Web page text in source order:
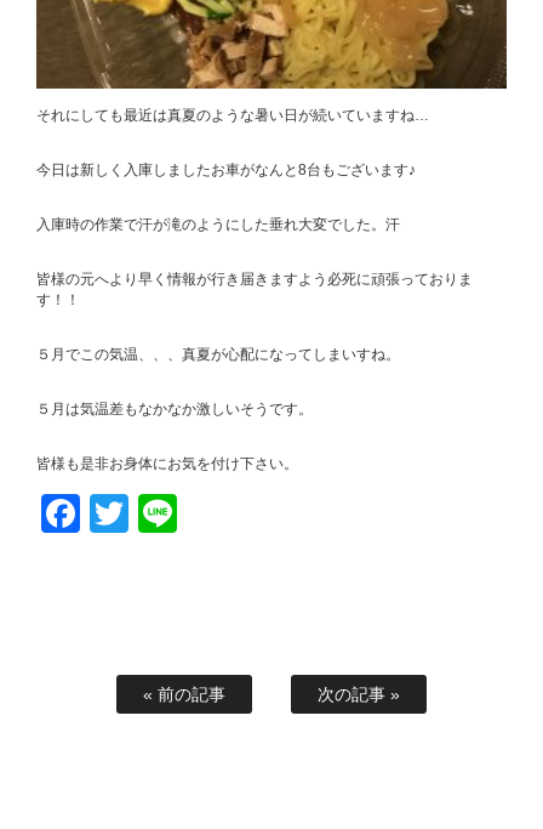
それにしても最近は真夏のような暑い日が続いていますね…
今日は新しく入庫しましたお車がなんと8台もございます♪
入庫時の作業で汗が滝のようにした垂れ大変でした。汗
皆様の元へより早く情報が行き届きますよう必死に頑張っておりま
す！！
５月でこの気温、、、真夏が心配になってしまいすね。
５月は気温差もなかなか激しいそうです。
皆様も是非お身体にお気を付け下さい。
Facebook
Twitter
« 前の記事 次の記事 »